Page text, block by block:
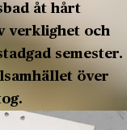
åt hårt
verklighet och
semester.
över